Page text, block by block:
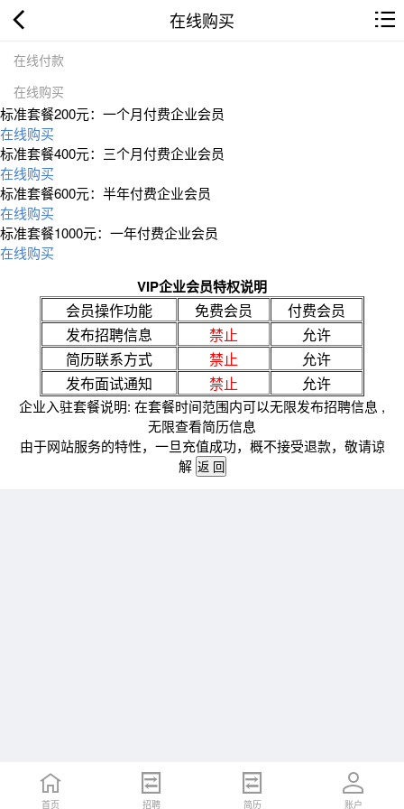
在线购买
在线付款
在线购买
标准套餐200元：一个月付费企业会员
在线购买
标准套餐400元：三个月付费企业会员
在线购买
标准套餐600元：半年付费企业会员
在线购买
标准套餐1000元：一年付费企业会员
在线购买
VIP企业会员特权说明
会员操作功能 免费会员
付费会员
发布招聘信息
禁止
允许
简历联系方式
禁止
允许
发布面试通知
禁止 允许
企业入驻套餐说明: 在套餐时间范围内可以无限发布招聘信息 ,
无限查看简历信息
由于网站服务的特性，一旦充值成功，概不接受退款，敬请谅
解
首页 招聘 简历 账户